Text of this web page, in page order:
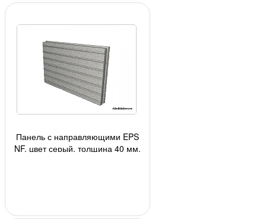
Панель с направляющими EPS
NF, цвет серый, толщина 40 мм,